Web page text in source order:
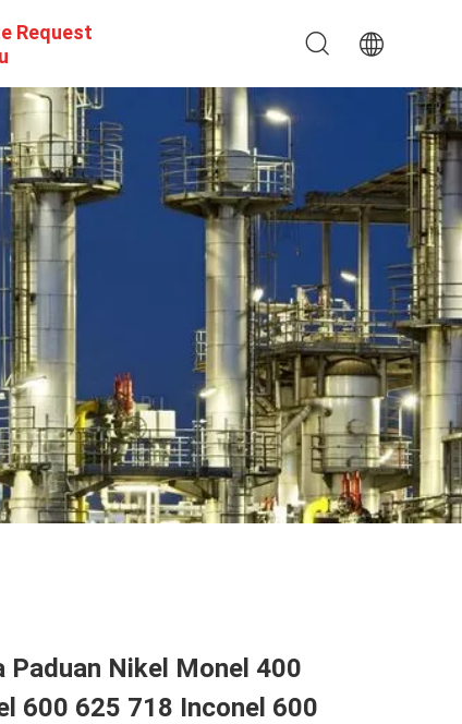
Request
Paduan Nikel Monel 400
600 625 718 Inconel 600